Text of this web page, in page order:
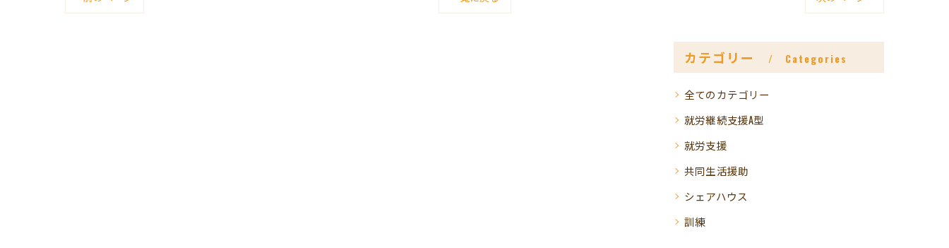
カテゴリー Categories
全てのカテゴリー
就労継続支援A型
就労支援
共同生活援助
シェアハウス
訓練